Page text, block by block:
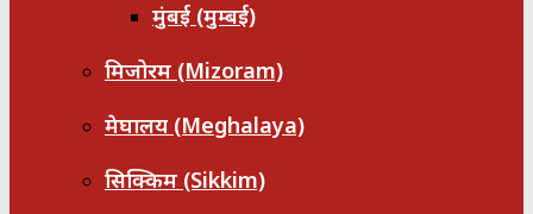
मुंबई (मुम्बई)
मिजोरम (Mizoram)
मेघालय (Meghalaya)
सिक्किम (Sikkim)